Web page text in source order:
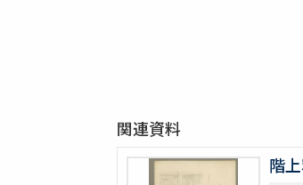
関連資料
階